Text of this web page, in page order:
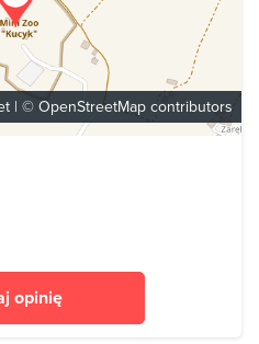
| © OpenStreetMap contributors
opinię